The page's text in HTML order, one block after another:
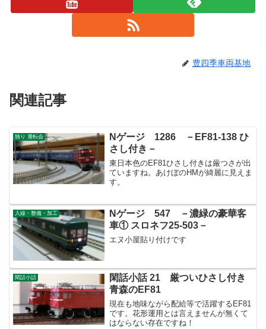
豊四季車両基地
関連記事
独り 運転会
Nゲージ 1286 －EF81-138 ひ
さし付き－
東日本色のEF81ひさし付きは厳つさが出
ていますね。あけぼのHMが綺麗に見えま
す。
入線・整備・加工
Nゲージ 547 －濃緑の豪華客
車① スロネフ25-503－
エヌ小屋貼り付けです
閑話小話
閑話小話 21 厳ついひさし付き
青森のEF81
現在も地味ながら配給等で活躍するEF81
です。花形運用とは言えませんが無くて
はならない存在ですね！